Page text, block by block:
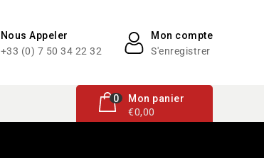
Mon compte
S'enregistrer
Nous Appeler
+33 (0) 7 50 34 22 32
0
0 articleMon panier
€0,00